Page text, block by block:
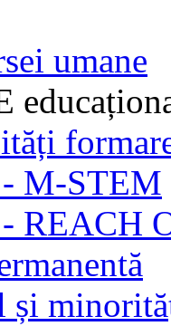
umane
M-STEM
REACH
și